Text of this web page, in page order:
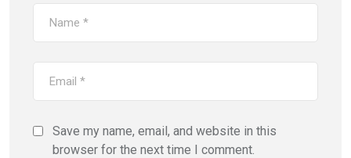
Save my name, email, and website in this
browser for the next time I comment.